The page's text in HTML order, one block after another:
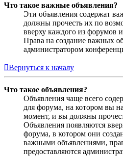
Что такое важные объявления?
Эти объявления содержат
должны прочесть их по
вверху каждого из форумов
Права на создание важных
администратором
Вернуться к началу
Что такое объявления?
Объявления чаще всего
для форума, на котором вы
момент, и вы должны
Объявления появляются
форума, в котором они
важными объявлениями,
предоставляются